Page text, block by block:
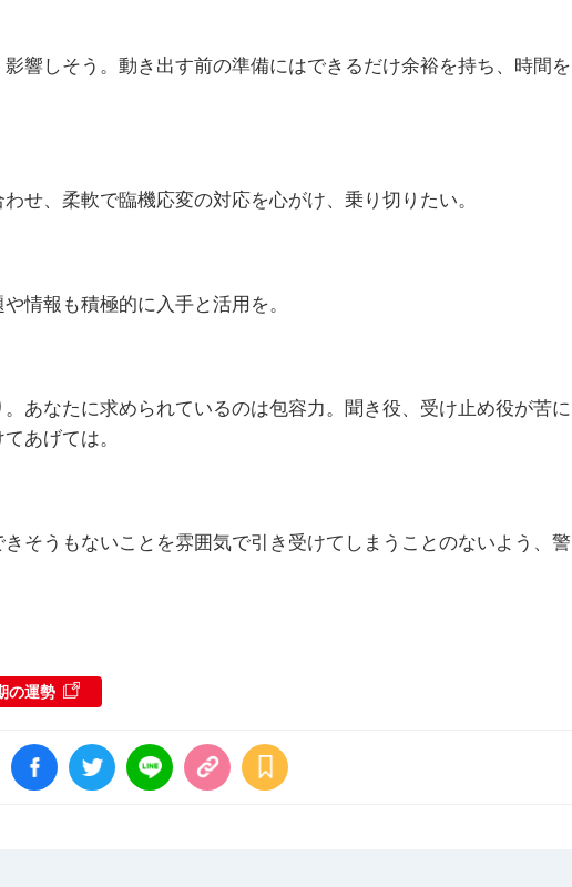
響しそう。動き出す前の準備にはできるだけ余裕を持ち、時間を
せ、柔軟で臨機応変の対応を心がけ、乗り切りたい。
情報も積極的に入手と活用を。
あなたに求められているのは包容力。聞き役、受け止め役が苦に
あげては。
そうもないことを雰囲気で引き受けてしまうことのないよう、警
の運勢